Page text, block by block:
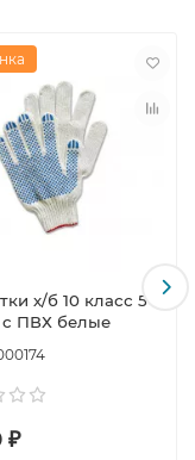
х/б 10 класс 5
с ПВХ белые
₽